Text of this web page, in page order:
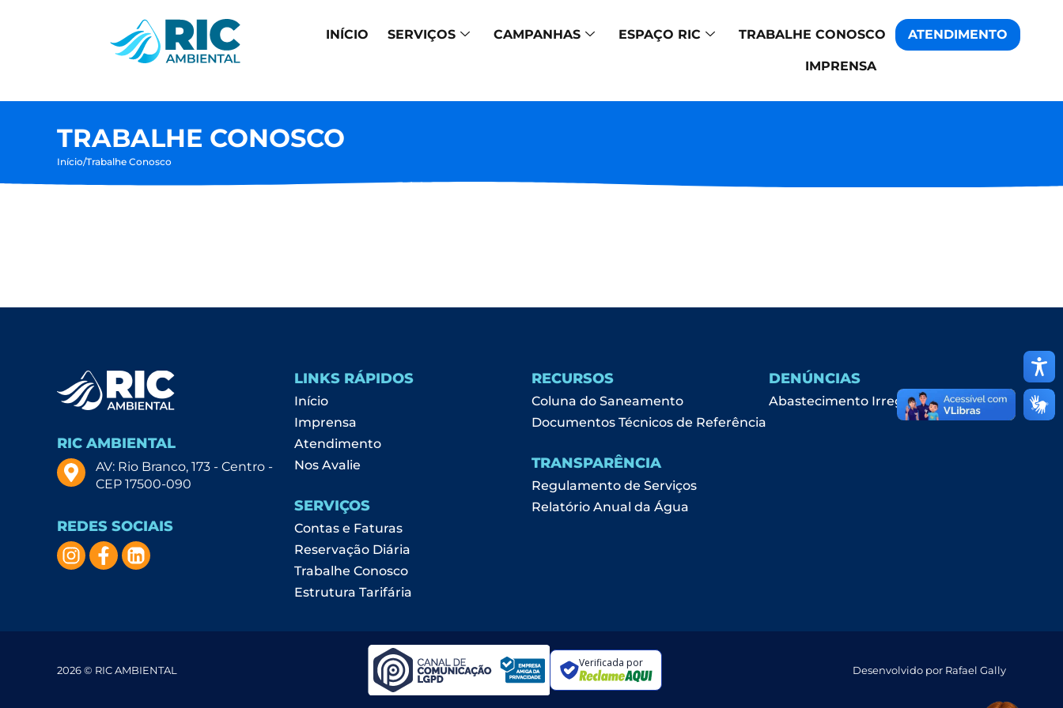
INÍCIO SERVIÇOS CAMPANHAS ESPAÇO RIC TRABALHE CONOSCO
IMPRENSA
ATENDIMENTO
TRABALHE CONOSCO
Início/Trabalhe Conosco
RIC AMBIENTAL
AV: Rio Branco, 173 - Centro -
CEP 17500-090
REDES SOCIAIS
LINKS RÁPIDOS
Início
Imprensa
Atendimento
Nos Avalie
SERVIÇOS
Contas e Faturas
Reservação Diária
Trabalhe Conosco
Estrutura Tarifária
RECURSOS
Coluna do Saneamento
Documentos Técnicos de Referência
TRANSPARÊNCIA
Regulamento de Serviços
Relatório Anual da Água
DENÚNCIAS
Abastecimento Irregular
2026 © RIC AMBIENTAL
Verificada por
Desenvolvido por Rafael Gally